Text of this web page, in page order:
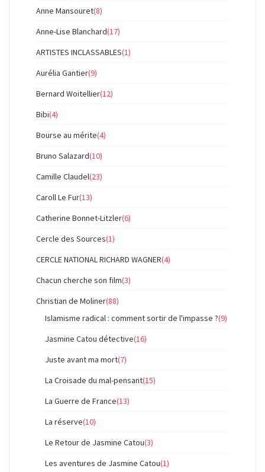
Anne Mansouret(8)
Anne-Lise Blanchard(17)
ARTISTES INCLASSABLES(1)
Aurélia Gantier(9)
Bernard Woitellier(12)
Bibi(4)
Bourse au mérite(4)
Bruno Salazard(10)
Camille Claudel(23)
Caroll Le Fur(13)
Catherine Bonnet-Litzler(6)
Cercle des Sources(1)
CERCLE NATIONAL RICHARD WAGNER(4)
Chacun cherche son film(3)
Christian de Moliner(88)
Islamisme radical : comment sortir de l'impasse ?(9)
Jasmine Catou détective(16)
Juste avant ma mort(7)
La Croisade du mal-pensant(15)
La Guerre de France(13)
La réserve(10)
Le Retour de Jasmine Catou(3)
Les aventures de Jasmine Catou(1)